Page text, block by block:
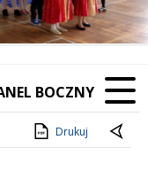
BOCZNY
Drukuj